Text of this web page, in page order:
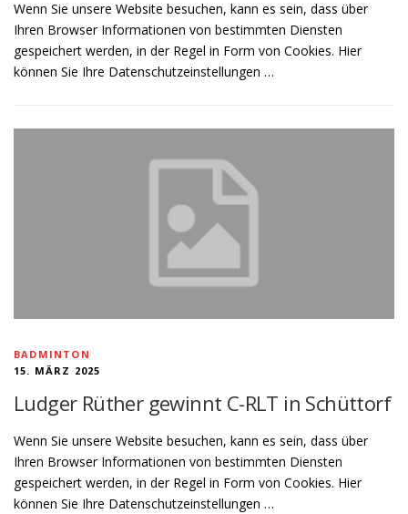
Wenn Sie unsere Website besuchen, kann es sein, dass über
Ihren Browser Informationen von bestimmten Diensten
gespeichert werden, in der Regel in Form von Cookies. Hier
können Sie Ihre Datenschutzeinstellungen …
BADMINTON
15. MÄRZ 2025
Ludger Rüther gewinnt C-RLT in Schüttorf
Wenn Sie unsere Website besuchen, kann es sein, dass über
Ihren Browser Informationen von bestimmten Diensten
gespeichert werden, in der Regel in Form von Cookies. Hier
können Sie Ihre Datenschutzeinstellungen …